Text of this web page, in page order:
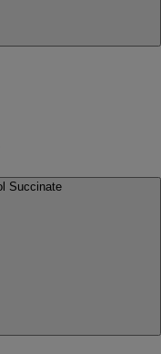
Obtener cupón de Metoprolol Succinate